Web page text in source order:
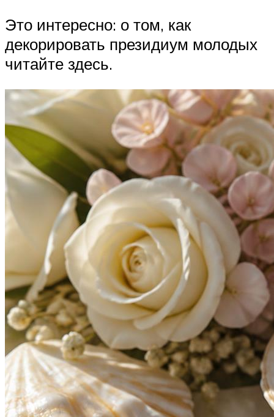
Это интересно: о том, как
декорировать президиум молодых
читайте здесь.